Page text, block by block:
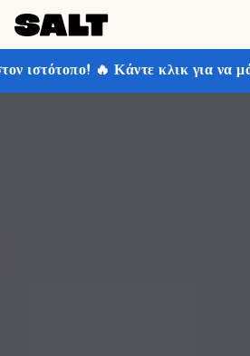
κλικ για να μάθετε περισσότερα